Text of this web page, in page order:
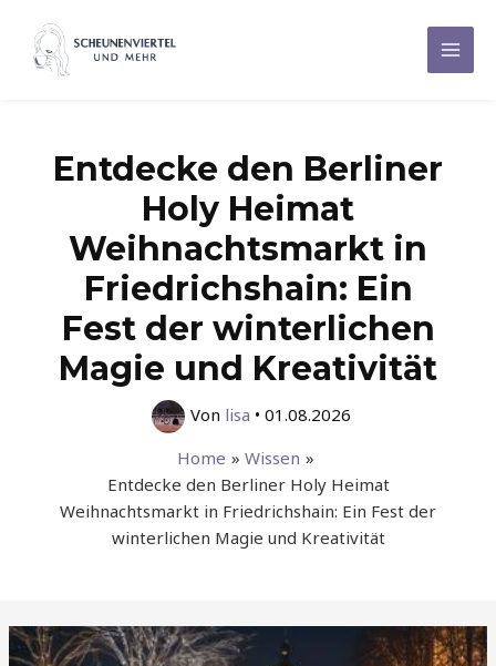
Inhalt
springen
Main
Entdecke den Berliner
Holy Heimat
Weihnachtsmarkt in
Friedrichshain: Ein
Fest der winterlichen
Magie und Kreativität
Von lisa • 01.08.2026
Home
Wissen
Entdecke den Berliner Holy Heimat
Weihnachtsmarkt in Friedrichshain: Ein Fest der
winterlichen Magie und Kreativität